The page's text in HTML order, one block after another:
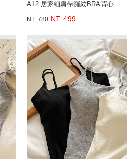
A12.居家細肩帶羅紋BRA背心
NT. 780 NT. 499